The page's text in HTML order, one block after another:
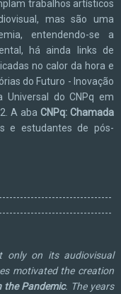
trabalhos artísticos
mas são uma
entendendo-se a
há ainda links de
no calor da hora e
do Futuro - Inovação
Universal do CNPq em
A aba CNPq: Chamada
e estudantes de pós-
only on its audiovisual
motivated the creation
the Pandemic. The years